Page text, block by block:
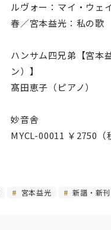
ルヴォー：マイ・ウェ
春／宮本益光：私の歌
ハンサム四兄弟【宮本
ン）】
髙田恵子（ピアノ）
妙音舎
MYCL-00011 ￥2750（
宮本益光 新譜・新刊